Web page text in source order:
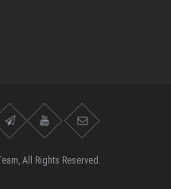
All Rights Reserved.